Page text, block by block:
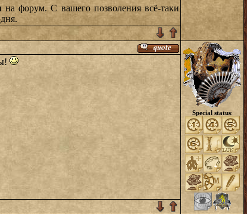
на форум. С вашего позволения всё-таки
Special status: